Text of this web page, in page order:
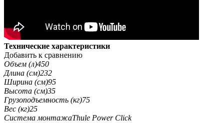
Технические характеристики
Добавить к сравнению
Объем (л)450
Длина (см)232
Ширина (см)95
Высота (см)35
Грузоподъемность (кг)75
Вес (кг)25
Система монтажаThule Power Click